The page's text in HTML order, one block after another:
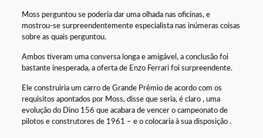
Moss perguntou se poderia dar uma olhada nas oficinas, e
mostrou-se surpreendentemente especialista nas inúmeras coisas
sobre as quais perguntou.
Ambos tiveram uma conversa longa e amigável, a conclusão foi
bastante inesperada, a oferta de Enzo Ferrari foi surpreendente.
Ele construiria um carro de Grande Prêmio de acordo com os
requisitos apontados por Moss, disse que seria, é claro , uma
evolução do Dino 156 que acabara de vencer o campeonato de
pilotos e construtores de 1961 – e o colocaria à sua disposição .